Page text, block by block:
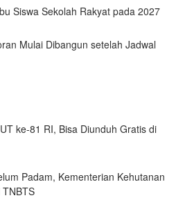
Siswa Sekolah Rakyat pada 2027
Mulai Dibangun setelah Jadwal
ke-81 RI, Bisa Diunduh Gratis di
Padam, Kementerian Kehutanan